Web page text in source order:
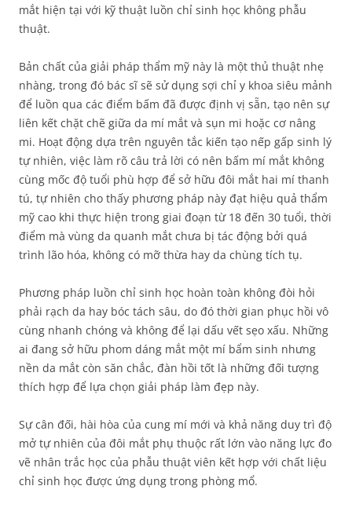
mắt hiện tại với kỹ thuật luồn chỉ sinh học không phẫu
thuật.
Bản chất của giải pháp thẩm mỹ này là một thủ thuật nhẹ
nhàng, trong đó bác sĩ sẽ sử dụng sợi chỉ y khoa siêu mảnh
để luồn qua các điểm bấm đã được định vị sẵn, tạo nên sự
liên kết chặt chẽ giữa da mí mắt và sụn mi hoặc cơ nâng
mi. Hoạt động dựa trên nguyên tắc kiến tạo nếp gấp sinh lý
tự nhiên, việc làm rõ câu trả lời có nên bấm mí mắt không
cùng mốc độ tuổi phù hợp để sở hữu đôi mắt hai mí thanh
tú, tự nhiên cho thấy phương pháp này đạt hiệu quả thẩm
mỹ cao khi thực hiện trong giai đoạn từ 18 đến 30 tuổi, thời
điểm mà vùng da quanh mắt chưa bị tác động bởi quá
trình lão hóa, không có mỡ thừa hay da chùng tích tụ.
Phương pháp luồn chỉ sinh học hoàn toàn không đòi hỏi
phải rạch da hay bóc tách sâu, do đó thời gian phục hồi vô
cùng nhanh chóng và không để lại dấu vết sẹo xấu. Những
ai đang sở hữu phom dáng mắt một mí bẩm sinh nhưng
nền da mắt còn săn chắc, đàn hồi tốt là những đối tượng
thích hợp để lựa chọn giải pháp làm đẹp này.
Sự cân đối, hài hòa của cung mí mới và khả năng duy trì độ
mở tự nhiên của đôi mắt phụ thuộc rất lớn vào năng lực đo
vẽ nhân trắc học của phẫu thuật viên kết hợp với chất liệu
chỉ sinh học được ứng dụng trong phòng mổ.